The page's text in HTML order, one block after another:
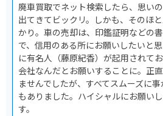
廃車買取でネット検索したら、思い
出てきてビックリ。しかも、そのほ
かり。車の売却は、印鑑証明などの
で、信用のある所にお願いしたいと
に有名人（藤原紀香）が起用されて
会社なんだとお願いすることに。正
ませんでしたが、すべてスムーズに
もありました。ハイシャルにお願い
す。